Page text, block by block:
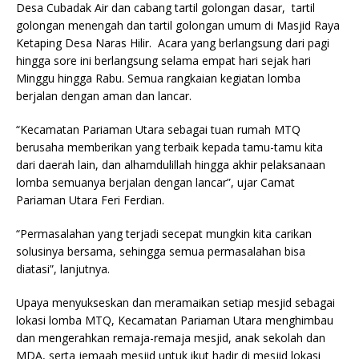
Desa Cubadak Air dan cabang tartil golongan dasar, tartil
golongan menengah dan tartil golongan umum di Masjid Raya
Ketaping Desa Naras Hilir. Acara yang berlangsung dari pagi
hingga sore ini berlangsung selama empat hari sejak hari
Minggu hingga Rabu. Semua rangkaian kegiatan lomba
berjalan dengan aman dan lancar.
“Kecamatan Pariaman Utara sebagai tuan rumah MTQ
berusaha memberikan yang terbaik kepada tamu-tamu kita
dari daerah lain, dan alhamdulillah hingga akhir pelaksanaan
lomba semuanya berjalan dengan lancar”, ujar Camat
Pariaman Utara Feri Ferdian.
“Permasalahan yang terjadi secepat mungkin kita carikan
solusinya bersama, sehingga semua permasalahan bisa
diatasi”, lanjutnya.
Upaya menyukseskan dan meramaikan setiap mesjid sebagai
lokasi lomba MTQ, Kecamatan Pariaman Utara menghimbau
dan mengerahkan remaja-remaja mesjid, anak sekolah dan
MDA, serta jemaah mesjid untuk ikut hadir di mesjid lokasi